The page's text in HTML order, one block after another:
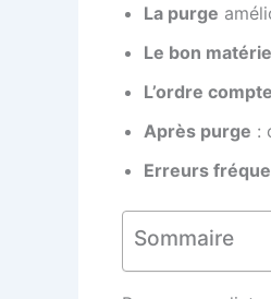
La purge
Le bon
L’ordre compte
Après purge :
Erreurs
Sommaire